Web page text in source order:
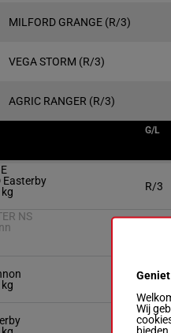
MILFORD GRANGE (R/3)
VEGA STORM (R/3)
AGRIC RANGER (R/3)
G/L
Easterby
R/3
NS
R/3
R/3
Wij